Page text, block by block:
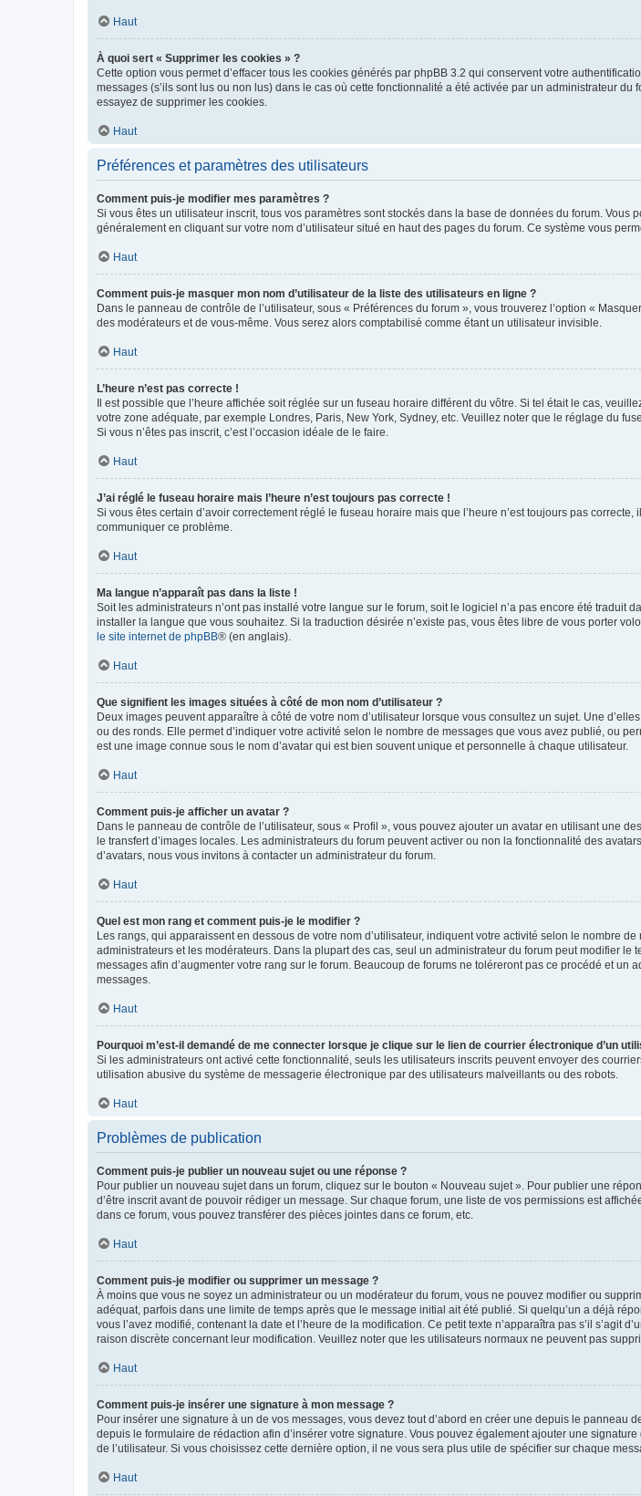
Haut
À quoi sert « Supprimer les cookies » ?
Cette option vous permet d’effacer tous les cookies générés par phpBB 3.2 qui conservent votre
messages (s’ils sont lus ou non lus) dans le cas où cette fonctionnalité a été activée par un administrateur
essayez de supprimer les cookies.
Haut
Préférences et paramètres des utilisateurs
Comment puis-je modifier mes paramètres ?
Si vous êtes un utilisateur inscrit, tous vos paramètres sont stockés dans la base de données du forum.
généralement en cliquant sur votre nom d’utilisateur situé en haut des pages du forum. Ce système vous
Haut
Comment puis-je masquer mon nom d’utilisateur de la liste des utilisateurs en ligne ?
Dans le panneau de contrôle de l’utilisateur, sous « Préférences du forum », vous trouverez l’option «
des modérateurs et de vous-même. Vous serez alors comptabilisé comme étant un utilisateur invisible.
Haut
L’heure n’est pas correcte !
Il est possible que l’heure affichée soit réglée sur un fuseau horaire différent du vôtre. Si tel était le cas,
votre zone adéquate, par exemple Londres, Paris, New York, Sydney, etc. Veuillez noter que le réglage du
Si vous n’êtes pas inscrit, c’est l’occasion idéale de le faire.
Haut
J’ai réglé le fuseau horaire mais l’heure n’est toujours pas correcte !
Si vous êtes certain d’avoir correctement réglé le fuseau horaire mais que l’heure n’est toujours pas
communiquer ce problème.
Haut
Ma langue n’apparaît pas dans la liste !
Soit les administrateurs n’ont pas installé votre langue sur le forum, soit le logiciel n’a pas encore été traduit
installer la langue que vous souhaitez. Si la traduction désirée n’existe pas, vous êtes libre de vous porter
le site internet de phpBB® (en anglais).
Haut
Que signifient les images situées à côté de mon nom d’utilisateur ?
Deux images peuvent apparaître à côté de votre nom d’utilisateur lorsque vous consultez un sujet. Une
ou des ronds. Elle permet d’indiquer votre activité selon le nombre de messages que vous avez publié, ou
est une image connue sous le nom d’avatar qui est bien souvent unique et personnelle à chaque utilisateur.
Haut
Comment puis-je afficher un avatar ?
Dans le panneau de contrôle de l’utilisateur, sous « Profil », vous pouvez ajouter un avatar en utilisant une
le transfert d’images locales. Les administrateurs du forum peuvent activer ou non la fonctionnalité des
d’avatars, nous vous invitons à contacter un administrateur du forum.
Haut
Quel est mon rang et comment puis-je le modifier ?
Les rangs, qui apparaissent en dessous de votre nom d’utilisateur, indiquent votre activité selon le nombre
administrateurs et les modérateurs. Dans la plupart des cas, seul un administrateur du forum peut modifier
messages afin d’augmenter votre rang sur le forum. Beaucoup de forums ne toléreront pas ce procédé et
messages.
Haut
Pourquoi m’est-il demandé de me connecter lorsque je clique sur le lien de courrier électronique d’un
Si les administrateurs ont activé cette fonctionnalité, seuls les utilisateurs inscrits peuvent envoyer des
utilisation abusive du système de messagerie électronique par des utilisateurs malveillants ou des robots.
Haut
Problèmes de publication
Comment puis-je publier un nouveau sujet ou une réponse ?
Pour publier un nouveau sujet dans un forum, cliquez sur le bouton « Nouveau sujet ». Pour publier une
d’être inscrit avant de pouvoir rédiger un message. Sur chaque forum, une liste de vos permissions est
dans ce forum, vous pouvez transférer des pièces jointes dans ce forum, etc.
Haut
Comment puis-je modifier ou supprimer un message ?
À moins que vous ne soyez un administrateur ou un modérateur du forum, vous ne pouvez modifier ou
adéquat, parfois dans une limite de temps après que le message initial ait été publié. Si quelqu’un a déjà
vous l’avez modifié, contenant la date et l’heure de la modification. Ce petit texte n’apparaîtra pas s’il s’agit
raison discrète concernant leur modification. Veuillez noter que les utilisateurs normaux ne peuvent pas
Haut
Comment puis-je insérer une signature à mon message ?
Pour insérer une signature à un de vos messages, vous devez tout d’abord en créer une depuis le panneau
depuis le formulaire de rédaction afin d’insérer votre signature. Vous pouvez également ajouter une
de l’utilisateur. Si vous choisissez cette dernière option, il ne vous sera plus utile de spécifier sur chaque
Haut